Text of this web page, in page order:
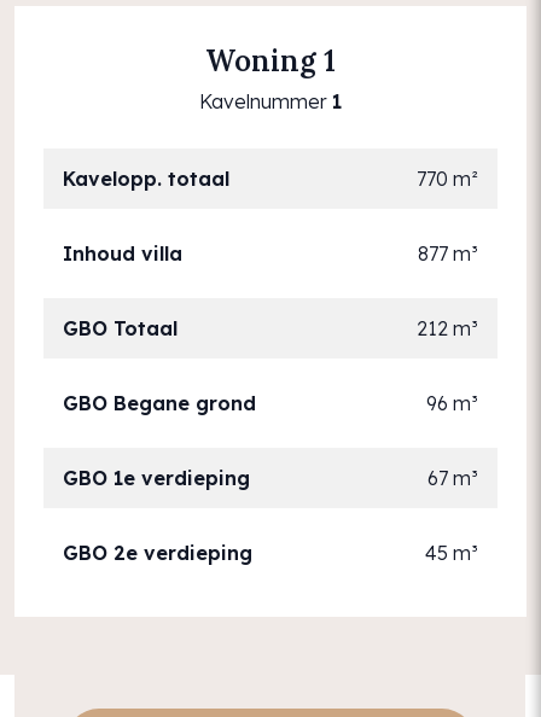
Woning 1
Kavelnummer 1
Kavelopp. totaal 770 m²
Inhoud villa 877 m³
GBO Totaal 212 m³
GBO Begane grond 96 m³
GBO 1e verdieping 67 m³
GBO 2e verdieping 45 m³